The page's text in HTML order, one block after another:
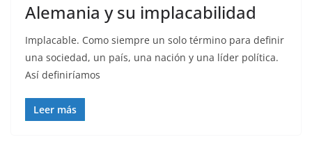
Alemania y su implacabilidad
Implacable. Como siempre un solo término para definir
una sociedad, un país, una nación y una líder política.
Así definiríamos
Leer más